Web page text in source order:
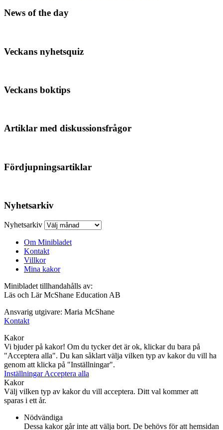
News of the day
Veckans nyhetsquiz
Veckans boktips
Artiklar med diskussionsfrågor
Fördjupningsartiklar
Nyhetsarkiv
Nyhetsarkiv
Om Minibladet
Kontakt
Villkor
Mina kakor
Minibladet tillhandahålls av:
Läs och Lär McShane Education AB
Ansvarig utgivare: Maria McShane
Kontakt
Kakor
Vi bjuder på kakor! Om du tycker det är ok, klickar du bara på
"Acceptera alla". Du kan såklart välja vilken typ av kakor du vill ha
genom att klicka på "Inställningar".
InställningarAcceptera alla
Kakor
Välj vilken typ av kakor du vill acceptera. Ditt val kommer att
sparas i ett år.
Nödvändiga
Dessa kakor går inte att välja bort. De behövs för att hemsidan